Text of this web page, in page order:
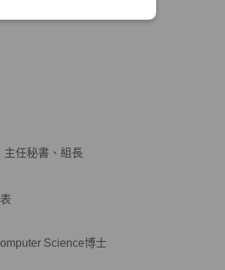
主任秘書、組長
Science博士